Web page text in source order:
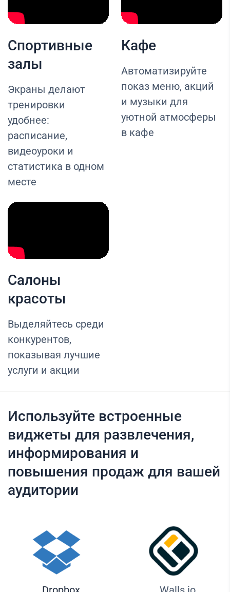
Спортивные
залы
Экраны делают
тренировки
удобнее:
расписание,
видеоуроки и
статистика в одном
месте
Кафе
Автоматизируйте
показ меню, акций
и музыки для
уютной атмосферы
в кафе
Салоны
красоты
Выделяйтесь среди
конкурентов,
показывая лучшие
услуги и акции
Используйте встроенные
виджеты для развлечения,
информирования и
повышения продаж для вашей
аудитории